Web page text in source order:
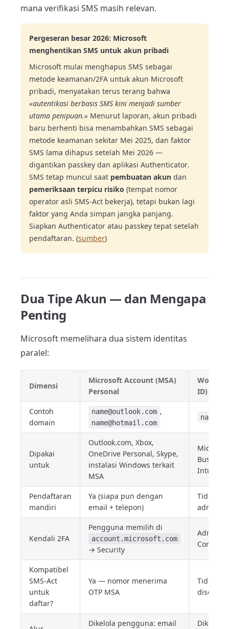
mana verifikasi SMS masih relevan.
Pergeseran besar 2026: Microsoft
menghentikan SMS untuk akun pribadi
Microsoft mulai menghapus SMS sebagai
metode keamanan/2FA untuk akun Microsoft
pribadi, menyatakan terus terang bahwa
«autentikasi berbasis SMS kini menjadi sumber
utama penipuan.» Menurut laporan, akun pribadi
baru berhenti bisa menambahkan SMS sebagai
metode keamanan sekitar Mei 2025, dan faktor
SMS lama dihapus setelah Mei 2026 —
digantikan passkey dan aplikasi Authenticator.
SMS tetap muncul saat pembuatan akun dan
pemeriksaan terpicu risiko (tempat nomor
operator asli SMS-Act bekerja), tetapi bukan lagi
faktor yang Anda simpan jangka panjang.
Siapkan Authenticator atau passkey tepat setelah
pendaftaran. (sumber)
Dua Tipe Akun — dan Mengapa
Penting
Microsoft memelihara dua sistem identitas
paralel:
Dimensi
Microsoft Account (MSA)
Personal
Work
ID)
Contoh
domain
name@outlook.com ,
name@hotmail.com
Dipakai
untuk
Outlook.com, Xbox,
OneDrive Personal, Skype,
instalasi Windows terkait
MSA
Intune,
Pendaftaran
mandiri
Ya (siapa pun dengan
email + telepon)
Tidak —
admin
Kendali 2FA
Pengguna memilih di
account.microsoft.com
→ Security
Admin
Kompatibel
SMS-Act
untuk
daftar?
Ya — nomor menerima
OTP MSA
Tidak —
Dikelola pengguna: email
Dikelola